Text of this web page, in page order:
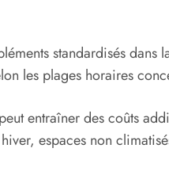
standardisés
les plages horaires
entraîner des coûts
espaces non